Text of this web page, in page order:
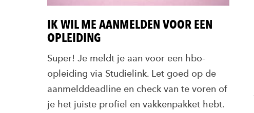
IK WIL ME AANMELDEN VOOR EEN
OPLEIDING
Super! Je meldt je aan voor een hbo-
opleiding via Studielink. Let goed op de
aanmelddeadline en check van te voren of
je het juiste profiel en vakkenpakket hebt.